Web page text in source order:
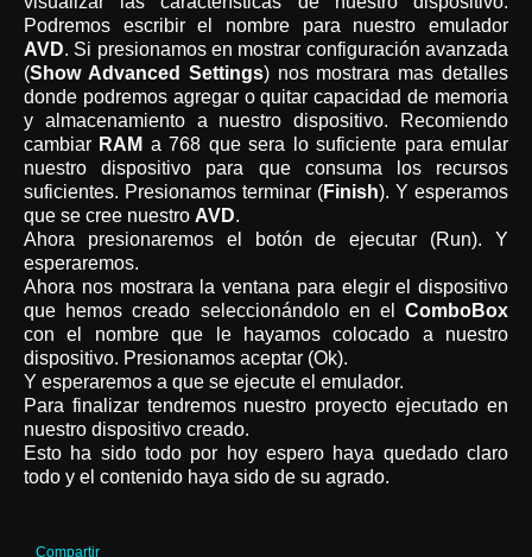
Podremos escribir el nombre para nuestro emulador
AVD. Si presionamos en mostrar configuración avanzada
(Show Advanced Settings) nos mostrara mas detalles
donde podremos agregar o quitar capacidad de memoria
y almacenamiento a nuestro dispositivo. Recomiendo
cambiar RAM a 768 que sera lo suficiente para emular
nuestro dispositivo para que consuma los recursos
suficientes. Presionamos terminar (Finish). Y esperamos
que se cree nuestro AVD.
Ahora presionaremos el botón de ejecutar (Run). Y
esperaremos.
Ahora nos mostrara la ventana para elegir el dispositivo
que hemos creado seleccionándolo en el ComboBox
con el nombre que le hayamos colocado a nuestro
dispositivo. Presionamos aceptar (Ok).
Y esperaremos a que se ejecute el emulador.
Para finalizar tendremos nuestro proyecto ejecutado en
nuestro dispositivo creado.
Esto ha sido todo por hoy espero haya quedado claro
todo y el contenido haya sido de su agrado.
Compartir